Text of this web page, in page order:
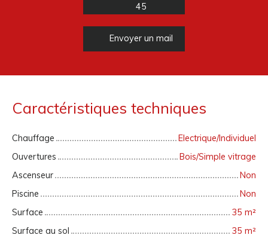
45
Envoyer un mail
Caractéristiques techniques
Chauffage
Electrique/Individuel
Ouvertures
Bois/Simple vitrage
Ascenseur
Non
Piscine
Non
Surface
35 m²
Surface au sol
35 m²